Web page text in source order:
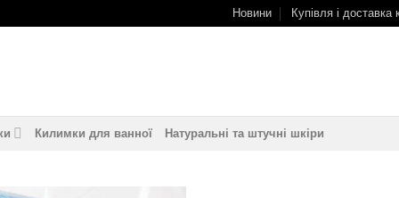
Новини Купівля і доставка
Килимки для ванної Натуральні та штучні шкіри